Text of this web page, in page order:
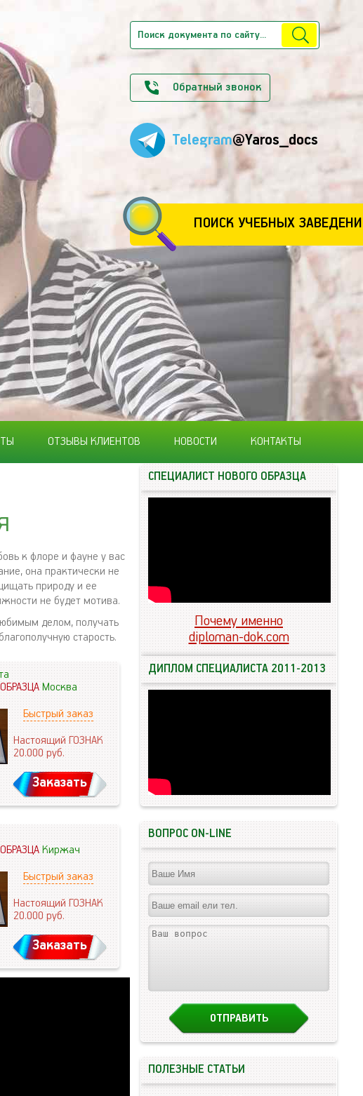
Обратный звонок
Telegram@Yaros_docs
ПОИСК УЧЕБНЫХ
ОТЗЫВЫ КЛИЕНТОВ НОВОСТИ КОНТАКТЫ
к флоре и фауне у вас
она практически не
природу и ее
не будет мотива.
делом, получать
старость.
Москва
Быстрый заказ
Настоящий ГОЗНАК
20.000руб.
Заказать
Киржач
Быстрый заказ
Настоящий ГОЗНАК
20.000руб.
Заказать
СПЕЦИАЛИСТ НОВОГО ОБРАЗЦА
Почему именно
diploman-dok.com
ДИПЛОМ СПЕЦИАЛИСТА 2011-2013
ВОПРОС ON-LINE
ПОЛЕЗНЫЕ СТАТЬИ